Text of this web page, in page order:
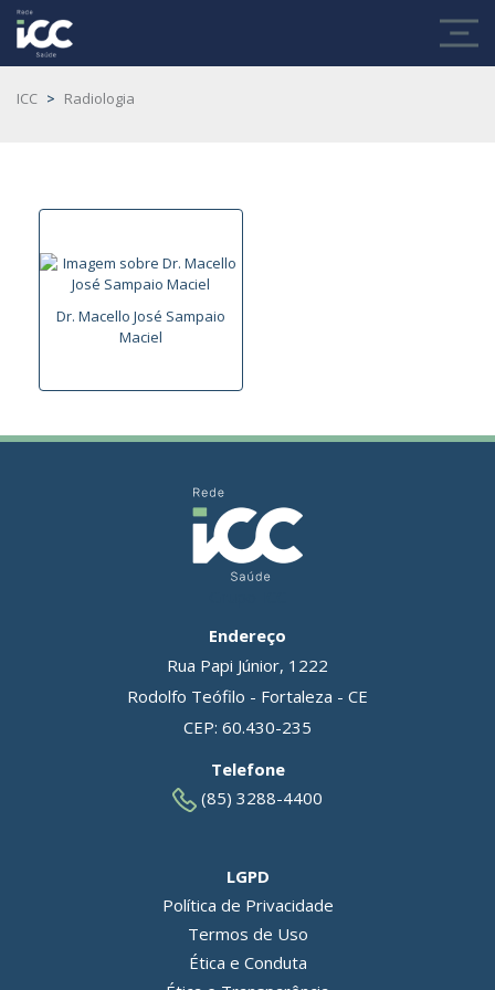
ICC > Radiologia
Dr. Macello José Sampaio
Maciel
Endereço
Rua Papi Júnior, 1222
Rodolfo Teófilo - Fortaleza - CE
CEP: 60.430-235
Telefone
(85) 3288-4400
LGPD
Política de Privacidade
Termos de Uso
Ética e Conduta